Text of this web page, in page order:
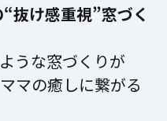
抜け感重視”窓づく
うな窓づくりが
マの癒しに繋がる